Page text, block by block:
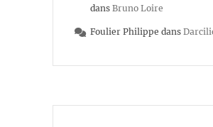
dans Bruno Loire
Foulier Philippe dans